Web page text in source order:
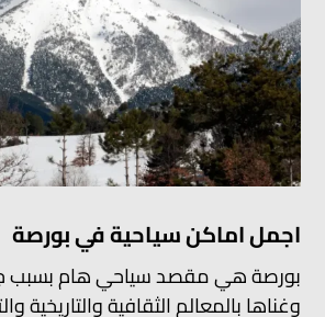
اجمل اماكن سياحية في بورصة
بورصة هي مقصد سياحي هام بسبب
وغناها بالمعالم الثقافية والتاريخية